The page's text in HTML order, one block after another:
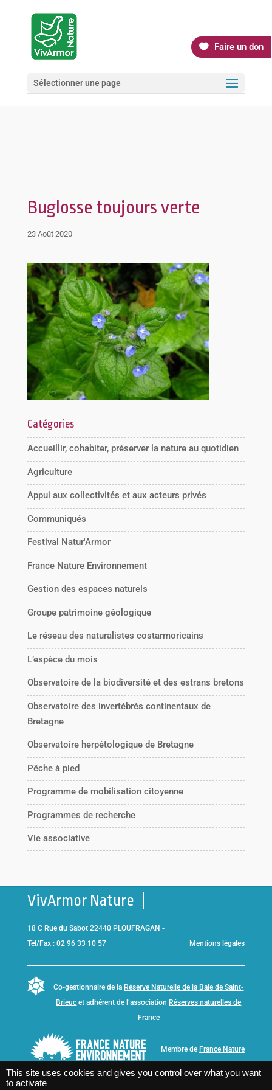
Faire un don
Sélectionner une page
Buglosse toujours verte
23 Août 2020
Catégories
Accueillir, cohabiter, préserver la nature au quotidien
Agriculture
Appui aux collectivités et aux acteurs privés
Communiqués
Festival Natur'Armor
France Nature Environnement
Gestion des espaces naturels
Groupe patrimoine géologique
Le réseau des naturalistes costarmoricains
L’espèce du mois
Observatoire de la biodiversité et des estrans bretons
Observatoire des invertébrés continentaux de
Bretagne
Observatoire herpétologique de Bretagne
Pêche à pied
Programme de mobilisation citoyenne
Programmes de recherche
Vie associative
VivArmor Nature
18 C Rue du Sabot 22440 PLOUFRAGAN -
Tél/Fax : 02 96 33 10 57
Mentions légales
Co-gestionnaire de la Réserve Naturelle de la Baie de Saint-
Brieuc et adhérent de l’association Réserves naturelles de
France
Membre de France Nature
This site uses cookies and gives you control over what you want
to activate